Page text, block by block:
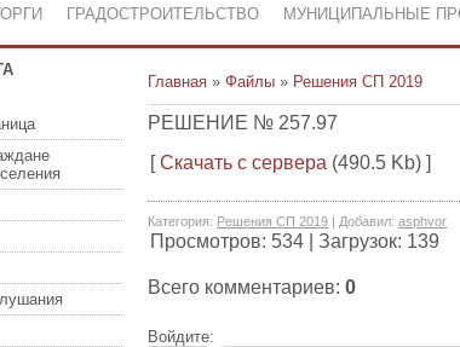
ГРАДОСТРОИТЕЛЬСТВО МУНИЦИПАЛЬНЫЕ
Главная » Файлы » Решения СП 2019
РЕШЕНИЕ № 257.97
[Скачать с сервера (490.5 Kb) ]
Категория: Решения СП 2019 | Добавил: asphvor
Просмотров: 534 Загрузок: 139
Всего комментариев: 0
Войдите: